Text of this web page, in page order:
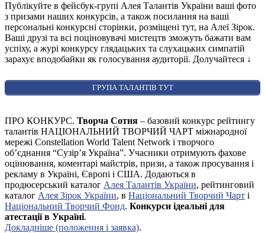
Публікуйте в фейсбук-групі Алея Талантів України ваші фото
з призами наших конкурсів, а також посилання на ваші
персональні конкурсні сторінки, розміщені тут, на Алеї Зірок.
Ваші друзі та всі поціновувачі мистецтв зможуть бажати вам
успіху, а журі конкурсу глядацьких та слухацьких симпатій
зарахує вподобайки як голосування аудиторії. Долучайтеся ↓
ГРУПА ТАЛАНТІВ ТУТ
ПРО КОНКУРС. Творча Сотня – базовий конкурс рейтингу
талантів НАЦІОНАЛЬНИЙ ТВОРЧИЙ ЧАРТ міжнародної
мережі Constellation World Talent Network і творчого
об’єднання “Сузір’я Україна”. Учасники отримують фахове
оцінювання, коментарі майстрів, призи, а також просування і
рекламу в Україні, Європі і США. Додаються в
продюсерський каталог Алея Талантів України, рейтинговий
каталог Алея Зірок України, в Національний Творчий Чарт і
Національний Творчий Фонд. Конкурси ідеальні для
атестації в Україні.
Докладніше (положення і заявка).